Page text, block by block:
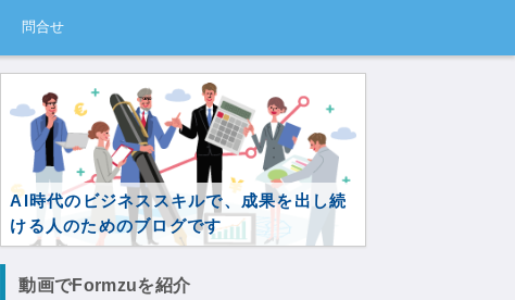
問合せ
AI時代のビジネススキルで、成果を出し続
ける人のためのブログです
動画でFormzuを紹介